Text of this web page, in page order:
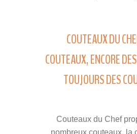
COUTEAUX DU
COUTEAUX, ENCORE
TOUJOURS DES
Couteaux du Chef
nombreux couteaux, la